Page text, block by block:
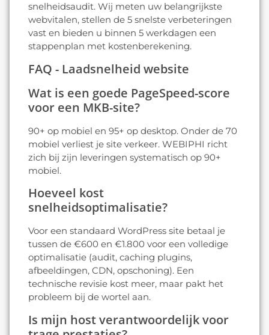
snelheidsaudit. Wij meten uw belangrijkste
webvitalen, stellen de 5 snelste verbeteringen
vast en bieden u binnen 5 werkdagen een
stappenplan met kostenberekening.
FAQ - Laadsnelheid website
Wat is een goede PageSpeed-score
voor een MKB-site?
90+ op mobiel en 95+ op desktop. Onder de 70
mobiel verliest je site verkeer. WEBIPHI richt
zich bij zijn leveringen systematisch op 90+
mobiel.
Hoeveel kost
snelheidsoptimalisatie?
Voor een standaard WordPress site betaal je
tussen de €600 en €1.800 voor een volledige
optimalisatie (audit, caching plugins,
afbeeldingen, CDN, opschoning). Een
technische revisie kost meer, maar pakt het
probleem bij de wortel aan.
Is mijn host verantwoordelijk voor